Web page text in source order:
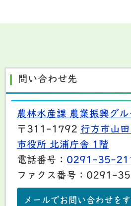
問い合わせ先
農林水産課 農業振興グル
〒311-1792 行方市山
市役所 北浦庁舎 1階
電話番号： 0291-35-
ファクス番号：0291-
メールでお問い合わせを